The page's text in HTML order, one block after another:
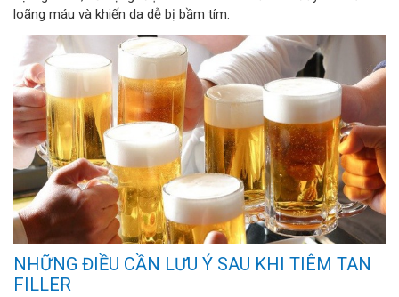
loãng máu và khiến da dễ bị bầm tím.
NHỮNG ĐIỀU CẦN LƯU Ý SAU KHI TIÊM TAN
FILLER